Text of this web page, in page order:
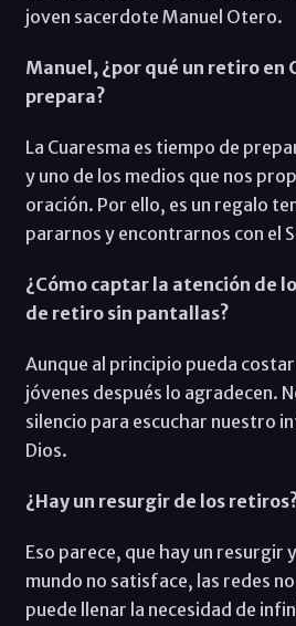
joven sacerdote Manuel Otero.
Manuel, ¿por qué un retiro en
prepara?
La Cuaresma es tiempo de
y uno de los medios que nos
oración. Por ello, es un regalo
pararnos y encontrarnos con el
¿Cómo captar la atención de
de retiro sin pantallas?
Aunque al principio pueda
jóvenes después lo agradecen.
silencio para escuchar nuestro
Dios.
¿Hay un resurgir de los
Eso parece, que hay un resurgir
mundo no satisface, las redes
puede llenar la necesidad de